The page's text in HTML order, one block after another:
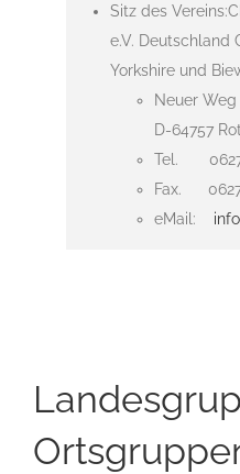
Sitz des
e.V. Deutschland
Yorkshire und
Neuer Weg
D-64757
Tel.
Fax.
eMail: